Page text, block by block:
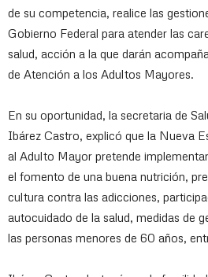
de su competencia, realice las
Gobierno Federal para atender las
salud, acción a la que darán
de Atención a los Adultos Mayores.
En su oportunidad, la secretaria de
Ibárez Castro, explicó que la Nueva
al Adulto Mayor pretende
el fomento de una buena nutrición,
cultura contra las adicciones,
autocuidado de la salud, medidas de
las personas menores de 60 años,